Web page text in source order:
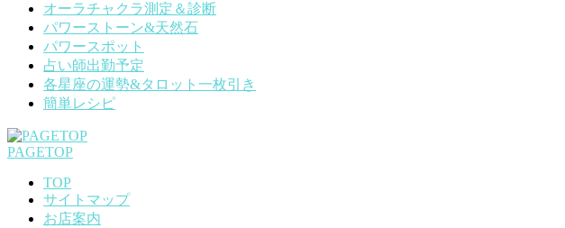
オーラチャクラ測定＆診断
パワーストーン&天然石
パワースポット
占い師出勤予定
各星座の運勢&タロット一枚引き
簡単レシピ
PAGETOP
TOP
サイトマップ
お店案内